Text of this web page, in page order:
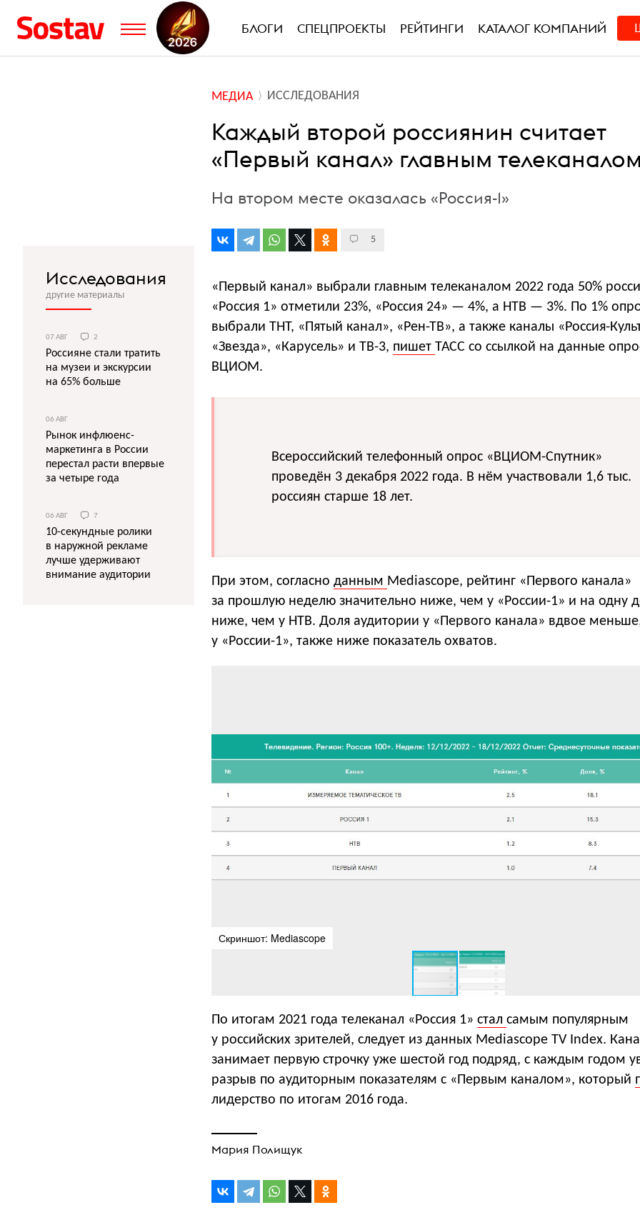
БЛОГИ СПЕЦПРОЕКТЫ РЕЙТИНГИ КАТАЛОГ КОМПАНИЙ
МЕДИА ИССЛЕДОВАНИЯ
Каждый второй россиянин считает
«Первый канал» главным
На втором месте оказалась «Россия-1»
5
«Первый канал» выбрали главным телеканалом 2022 года 50%
«Россия 1» отметили 23%, «Россия 24» — 4%, а НТВ — 3%. По 1%
выбрали ТНТ, «Пятый канал», «Рен-ТВ», а также каналы «Россия-
«Звезда», «Карусель» и ТВ-3, пишет ТАСС со ссылкой на данные
ВЦИОМ.
Всероссийский телефонный опрос «ВЦИОМ-Спутник»
проведён 3 декабря 2022 года. В нём участвовали 1,6 тыс.
россиян старше 18 лет.
При этом, согласно данным Mediascope, рейтинг «Первого канала»
за прошлую неделю значительно ниже, чем у «России-1» и на одну
ниже, чем у НТВ. Доля аудитории у «Первого канала» вдвое
у «России-1», также ниже показатель охватов.
Скриншот: Mediascope
По итогам 2021 года телеканал «Россия 1» стал самым популярным
у российских зрителей, следует из данных Mediascope TV Index.
занимает первую строчку уже шестой год подряд, с каждым годом
разрыв по аудиторным показателям с «Первым каналом», который
лидерство по итогам 2016 года.
Мария Полищук
Исследования
другие материалы
07 АВГ 2
Россияне стали тратить
на музеи и экскурсии
на 65% больше
06 АВГ
Рынок инфлюенс-
маркетинга в России
перестал расти впервые
за четыре года
06 АВГ 7
10-секундные ролики
в наружной рекламе
лучше удерживают
внимание аудитории